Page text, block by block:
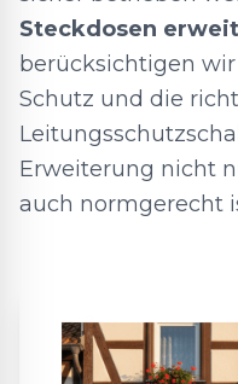
Steckdosen
berücksichtigen wir
Schutz und die
Erweiterung nicht
auch normgerecht